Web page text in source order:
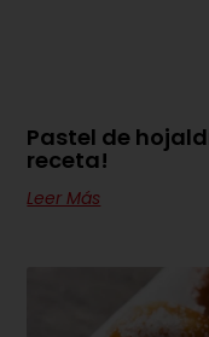
Pastel de
receta!
Leer Más